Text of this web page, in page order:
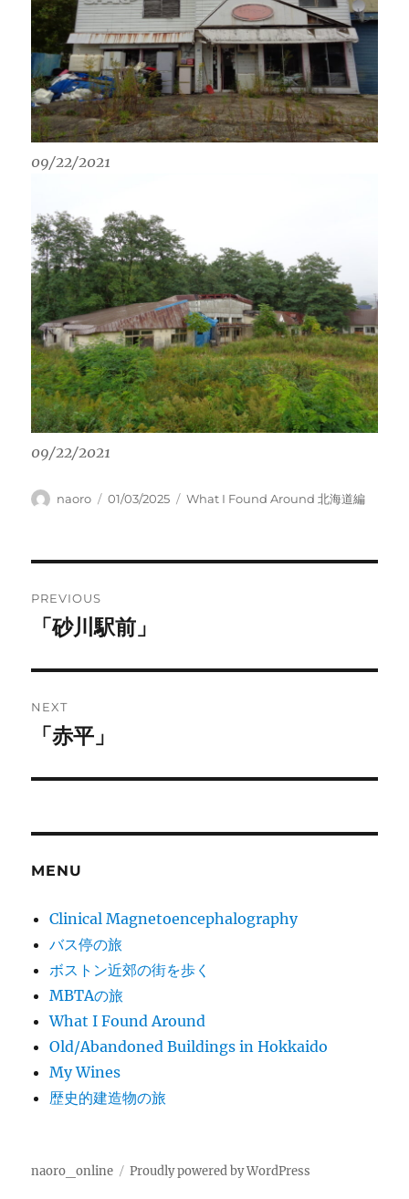
09/22/2021
09/22/2021
Author
naoro
Posted
01/03/2025 Categories
What I Found Around 北海道編
navigation
PREVIOUS
Previous
「砂川駅前」
NEXT
Next
「赤平」
MENU
Clinical Magnetoencephalography
バス停の旅
ボストン近郊の街を歩く
MBTAの旅
What I Found Around
Old/Abandoned Buildings in Hokkaido
My Wines
歴史的建造物の旅
naoro_online Proudly powered by WordPress